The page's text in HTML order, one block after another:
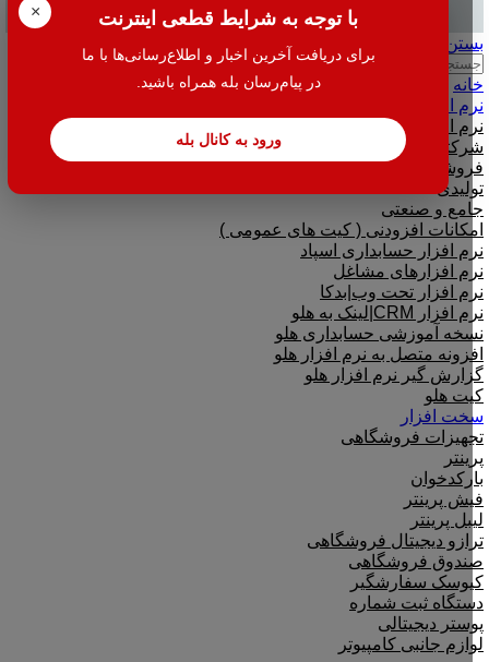
× با توجه به شرایط قطعی اینترنت
برای دریافت آخرین اخبار و اطلاع‌رسانی‌ها با ما
در پیام‌رسان بله همراه باشید.
ورود به کانال بله
بستن
جستجو
خانه
نرم افزار
نرم افزار حسابداری هلو
شرکتی
فروشگاهی
تولیدی
جامع و صنعتی
امکانات افزودنی ( کیت های عمومی )
نرم افزار حسابداری اسپاد
نرم افزارهای مشاغل
نرم افزار تحت وب|بدکا
نرم افزار CRM|لینک به هلو
نسخه آموزشی حسابداری هلو
افزونه متصل به نرم افزار هلو
گزارش گیر نرم افزار هلو
کیت هلو
سخت افزار
تجهیزات فروشگاهی
پرینتر
بارکدخوان
فیش پرینتر
لیبل پرینتر
ترازو دیجیتال فروشگاهی
صندوق فروشگاهی
کیوسک سفارشگیر
دستگاه ثبت شماره
پوستر دیجیتالی
لوازم جانبی کامپیوتر